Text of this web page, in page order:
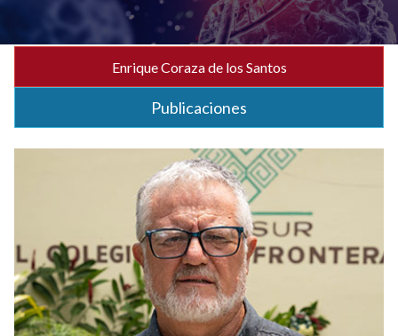
Enrique Coraza de los Santos
Publicaciones